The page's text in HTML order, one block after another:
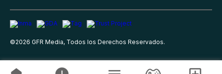
©2026 GFR Media, Todos los Derechos Reservados.